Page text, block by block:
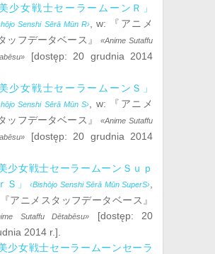
美少女戦士セーラームーンＲ」
Senshi Sērā Mūn R› , w:
『アニメ
ッフデータベース』
«Anime Sutaffu
[dostęp: 20 grudnia ‎2014
美少女戦士セーラームーンＳ」
Senshi Sērā Mūn S› , w:
『アニメ
ッフデータベース』
«Anime Sutaffu
[dostęp: 20 grudnia ‎2014
美少女戦士セーラームーンＳｕｐ
Ｓ」
‹Bishōjo Senshi Sērā Mūn SuperS›
『アニメスタッフデータベース』
Sutaffu Dētabēsu» [dostęp: 20
‎2014 r.].
美少女戦士セーラームーンセーラ